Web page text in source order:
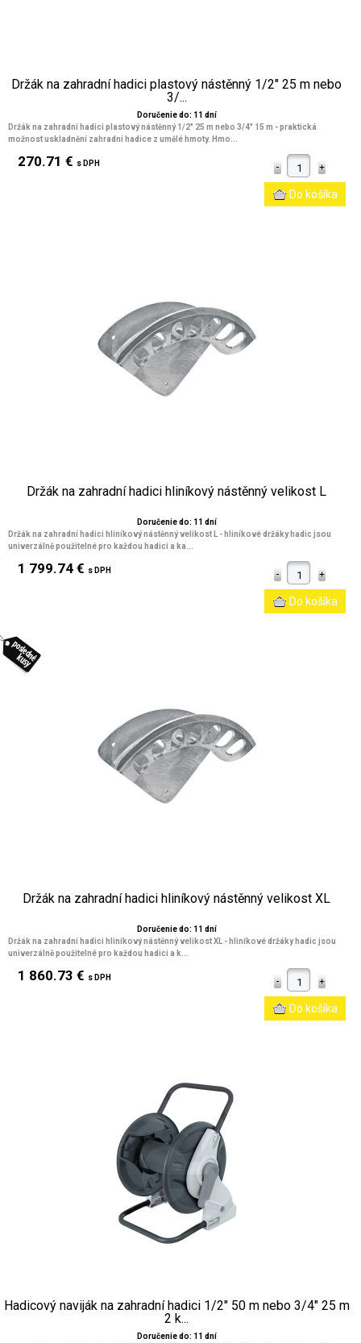
Držák na zahradní hadici plastový nástěnný 1/2" 25 m nebo
3/...
Doručenie do: 11 dní
Držák na zahradní hadici plastový nástěnný 1/2" 25 m nebo 3/4" 15 m - praktická
možnost uskladnění zahradní hadice z umělé hmoty. Hmo...
270.71 € s DPH
Držák na zahradní hadici hliníkový nástěnný velikost L
Doručenie do: 11 dní
Držák na zahradní hadici hliníkový nástěnný velikost L - hliníkové držáky hadic jsou
univerzálně použitelné pro každou hadici a ka...
1 799.74 € s DPH
Držák na zahradní hadici hliníkový nástěnný velikost XL
Doručenie do: 11 dní
Držák na zahradní hadici hliníkový nástěnný velikost XL - hliníkové držáky hadic jsou
univerzálně použitelné pro každou hadici a k...
1 860.73 € s DPH
Hadicový naviják na zahradní hadici 1/2" 50 m nebo 3/4" 25 m
2 k...
Doručenie do: 11 dní